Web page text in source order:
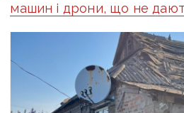
машин і дрони, що не